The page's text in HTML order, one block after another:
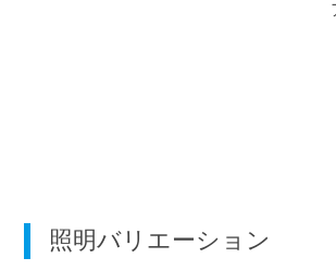
照明バリエーション